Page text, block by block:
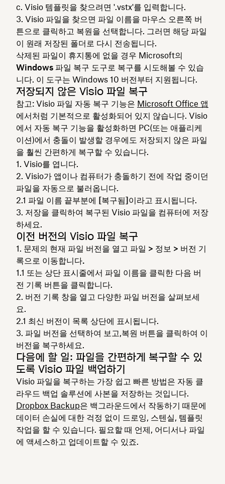
Visio 템플릿을 찾으려면 '.vstx'를 입력합니다.
Visio 파일을 찾으면 파일 이름을 마우스 오른쪽 버
튼으로 클릭하고 복원을 선택합니다. 그러면 해당 파일
이 원래 저장된 폴더로 다시 전송됩니다.
삭제된 파일이 휴지통에 없을 경우 Microsoft의
Windows 파일 복구 도구로 복구를 시도해볼 수 있습
니다. 이 도구는 Windows 10 버전부터 지원됩니다.
저장되지 않은 Visio 파일 복구
참고: Visio 파일 자동 복구 기능은 Microsoft Office 앱
에서처럼 기본적으로 활성화되어 있지 않습니다. Visio
에서 자동 복구 기능을 활성화하면 PC(또는 애플리케
이션)에서 충돌이 발생할 경우에도 저장되지 않은 파일
을 훨씬 간편하게 복구할 수 있습니다.
Visio를 엽니다.
Visio가 앱이나 컴퓨터가 충돌하기 전에 작업 중이던
파일을 자동으로 불러옵니다.
파일 이름 끝부분에 [복구됨]이라고 표시됩니다.
저장을 클릭하여 복구된 Visio 파일을 컴퓨터에 저장
하세요.
이전 버전의 Visio 파일 복구
문제의 현재 파일 버전을 열고 파일 > 정보 > 버전 기
록으로 이동합니다.
또는 상단 표시줄에서 파일 이름을 클릭한 다음 버
전 기록 버튼을 클릭합니다.
버전 기록 창을 열고 다양한 파일 버전을 살펴보세
요.
최신 버전이 목록 상단에 표시됩니다.
파일 버전을 선택하여 보고,복원 버튼을 클릭하여 이
버전을 복구하세요.
다음에 할 일: 파일을 간편하게 복구할 수 있
도록 Visio 파일 백업하기
Visio 파일을 복구하는 가장 쉽고 빠른 방법은 자동 클
라우드 백업 솔루션에 사본을 저장하는 것입니다.
Dropbox Backup은 백그라운드에서 작동하기 때문에
데이터 손실에 대한 걱정 없이 드로잉, 스텐실, 템플릿
작업을 할 수 있습니다. 필요할 때 언제, 어디서나 파일
에 액세스하고 업데이트할 수 있죠.